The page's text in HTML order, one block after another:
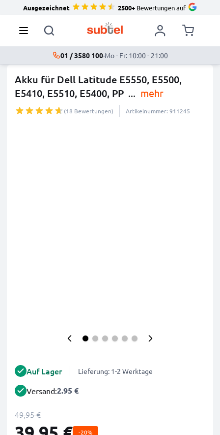
Ausgezeichnet 2500+Bewertungen auf
01 / 3580 100·Mo - Fr: 10:00 - 21:00
Akku für Dell Latitude E5550, E5500,
E5410, E5510, E5400, PP ... mehr
(18 Bewertungen) Artikelnummer: 911245
Auf Lager Lieferung: 1-2 Werktage
Versand:2.95 €
49,95 €
-20%